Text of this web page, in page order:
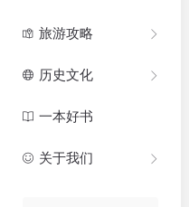
旅游攻略
历史文化
一本好书
关于我们